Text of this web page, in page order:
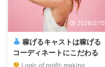
は、ちょっとした気配りができる
人です。 稼げない人、上手くい
かない人はその逆です。苦笑 大
の集まりだと思います。 ちょっ
とした気配りは、収入アップだけ
2026/2/15
稼げるキャストは稼げる
コーディネートにこだわる
Logic of profit-making